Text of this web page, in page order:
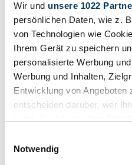
Wir und unsere 1022
persönlichen Daten, wie z.
von Technologien wie
Ihrem Gerät zu speichern
personalisierte Werbung
Werbung und Inhalten,
Entwicklung von Angeboten
entscheiden darüber, wer
Trigger Symbol ändern oder
Notwendig
£286,643